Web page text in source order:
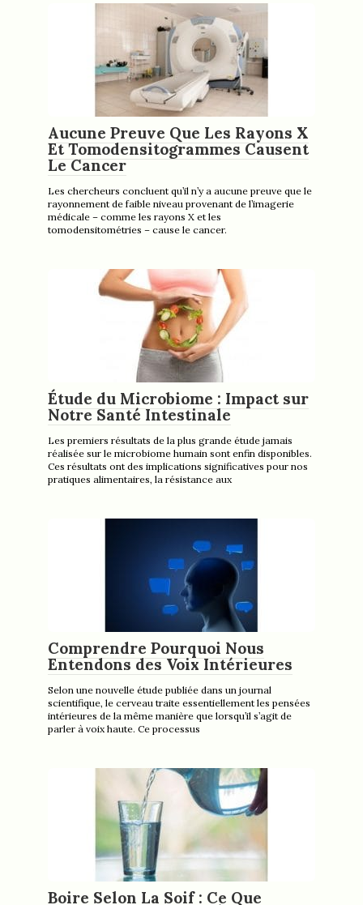
Aucune Preuve Que Les Rayons X
Et Tomodensitogrammes Causent
Le Cancer
Les chercheurs concluent qu’il n’y a aucune preuve que le
rayonnement de faible niveau provenant de l’imagerie
médicale – comme les rayons X et les
tomodensitométries – cause le cancer.
Étude du Microbiome : Impact sur
Notre Santé Intestinale
Les premiers résultats de la plus grande étude jamais
réalisée sur le microbiome humain sont enfin disponibles.
Ces résultats ont des implications significatives pour nos
pratiques alimentaires, la résistance aux
Comprendre Pourquoi Nous
Entendons des Voix Intérieures
Selon une nouvelle étude publiée dans un journal
scientifique, le cerveau traite essentiellement les pensées
intérieures de la même manière que lorsqu’il s’agit de
parler à voix haute. Ce processus
Boire Selon La Soif : Ce Que